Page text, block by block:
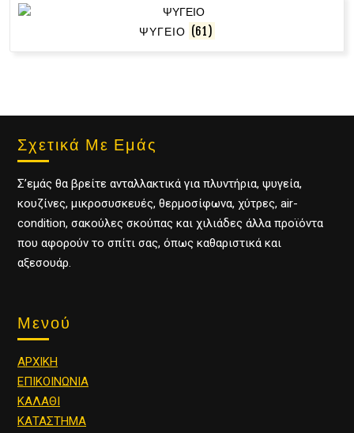
ΨΥΓΕΙΟ (61)
Σχετικά Με Εμάς
Σ’εμάς θα βρείτε ανταλλακτικά για πλυντήρια, ψυγεία,
κουζίνες, μικροσυσκευές, θερμοσίφωνα, χύτρες, air-
condition, σακούλες σκούπας και χιλιάδες άλλα προϊόντα
που αφορούν το σπίτι σας, όπως καθαριστικά και
αξεσουάρ.
Μενού
ΑΡΧΙΚΗ
ΕΠΙΚΟΙΝΩΝΙΑ
ΚΑΛΑΘΙ
ΚΑΤΑΣΤΗΜΑ